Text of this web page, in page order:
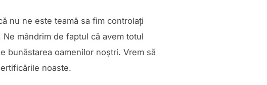
nu ne este teamă sa fim controlați
mândrim de faptul că avem totul
bunăstarea oamenilor noștri. Vrem să
noaste.